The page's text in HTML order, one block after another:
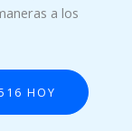
a los
HOY